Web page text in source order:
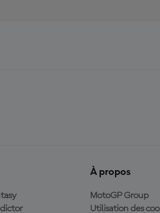
À propos
MotoGP Group
Utilisation des